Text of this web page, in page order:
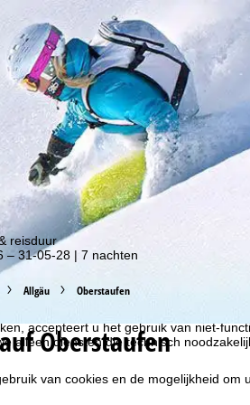
gebruiken we cookies om
Gebruiksprofielen worden aangemaakt
Deze gebruiksprofielen worden
reclame en
ook de overdracht van bepaalde
accepteert u het gebruik van niet-
alleen diensten die technisch
van cookies en de mogelijkheid om
van onze kortingsacties!
reisduur
– 31-05-28 | 7 nachten
Allgäu Oberstaufen
Oberstaufen